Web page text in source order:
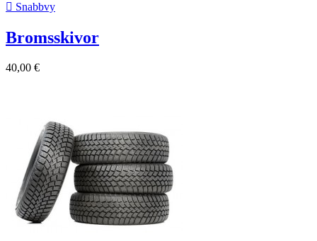
 Snabbvy
Bromsskivor
40,00 €